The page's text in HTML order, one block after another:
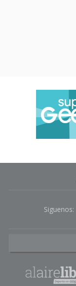
Siguenos: